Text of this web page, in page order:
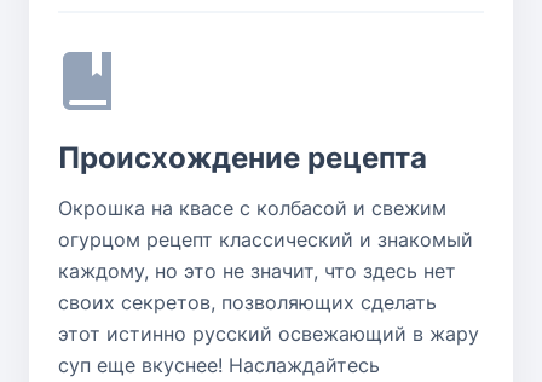
Происхождение рецепта
Окрошка на квасе с колбасой и свежим
огурцом рецепт классический и знакомый
каждому, но это не значит, что здесь нет
своих секретов, позволяющих сделать
этот истинно русский освежающий в жару
суп еще вкуснее! Наслаждайтесь